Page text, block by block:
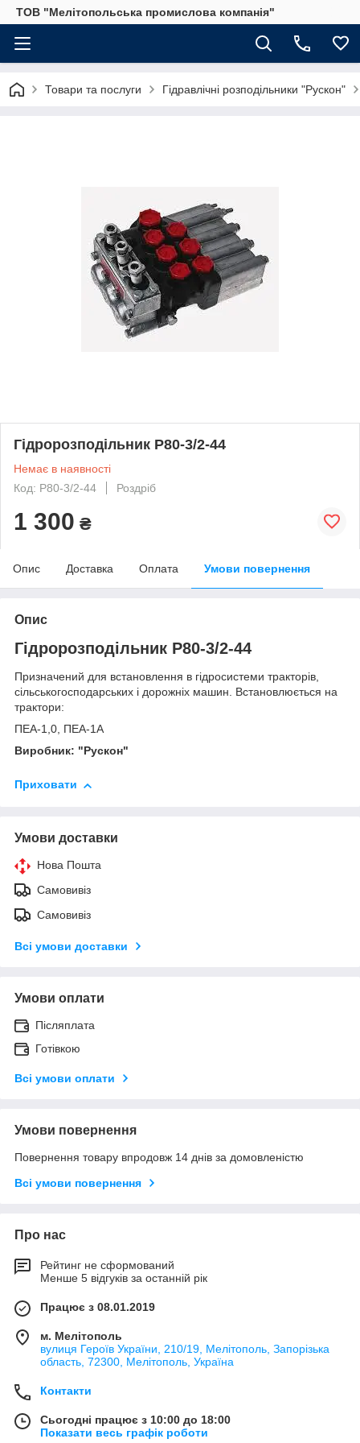
ТОВ "Мелітопольська промислова компанія"
Товари та послуги Гідравлічні розподільники "Рускон"
Гідророзподільник Р80-3/2-44
Немає в наявності
Код: Р80-3/2-44
Роздріб
1 300 ₴
Опис Доставка Оплата Умови повернення
Опис
Гідророзподільник Р80-3/2-44
Призначений для встановлення в гідросистеми тракторів,
сільськогосподарських і дорожніх машин. Встановлюється на
трактори:
ПЕА-1,0, ПЕА-1А
Виробник: "Рускон"
Приховати
Умови доставки
Нова Пошта
Самовивіз
Самовивіз
Всі умови доставки
Умови оплати
Післяплата
Готівкою
Всі умови оплати
Умови повернення
Повернення товару впродовж 14 днів за домовленістю
Всі умови повернення
Про нас
Рейтинг не сформований
Менше 5 відгуків за останній рік
Працює з 08.01.2019
м. Мелітополь
вулиця Героїв України, 210/19, Мелітополь, Запорізька
область, 72300, Мелітополь, Україна
Контакти
Сьогодні працює з 10:00 до 18:00
Показати весь графік роботи